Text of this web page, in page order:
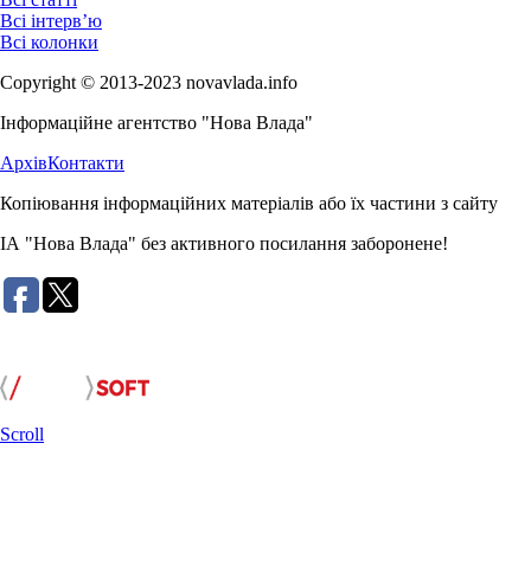
Всі інтерв’ю
Всі колонки
Copyright © 2013-2023 novavlada.info
Інформаційне агентство "Нова Влада"
АрхівКонтакти
Копіювання інформаційних матеріалів або їх частини з сайту
ІА "Нова Влада" без активного посилання заборонене!
Scroll